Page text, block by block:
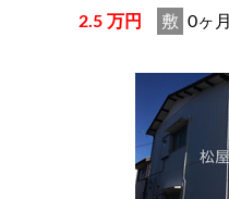
2.5 万円 敷 0ヶ月